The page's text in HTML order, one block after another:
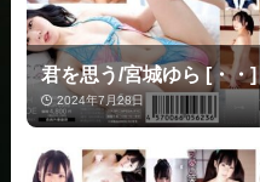
君を思う/宮城ゆら [・
2024年7月28日